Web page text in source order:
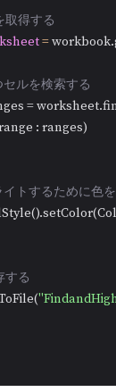
取得する
=
ルを検索する
=
: ranges)
トするために色
する